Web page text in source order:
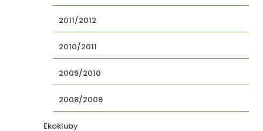
2011/2012
2010/2011
2009/2010
2008/2009
Ekokluby